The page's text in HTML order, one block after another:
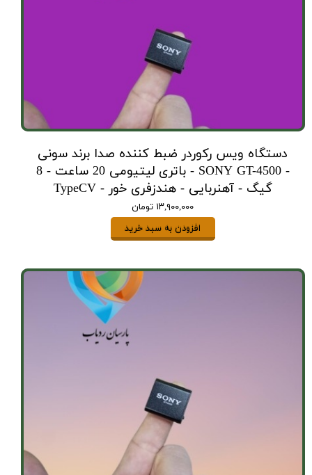
دستگاه ویس رکوردر ضبط کننده صدا برند سونی
- SONY GT-4500 - باتری لیتیومی 20 ساعت - 8
گیگ - آهنربایی - هندزفری خور - TypeCV
۱۳,۹۰۰,۰۰۰ تومان
افزودن به سبد خرید